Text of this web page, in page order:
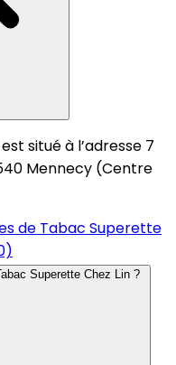
situé à l’adresse 7
Mennecy (Centre
de Tabac Superette
Superette Chez Lin ?